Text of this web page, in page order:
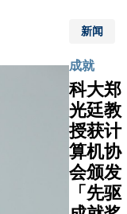
主席兼
首席执
行官许
冉女士
见证
下，由
科大副
校长
（研究
及发
年度「最
人员」，
证大学的
术及研究
力备受国
肯定，彰
其在多个
究领域对
进社会及
新闻
成就
科大郑
光廷教
授获计
算机协
会颁发
「先驱